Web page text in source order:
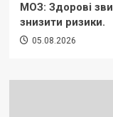
МОЗ: Здорові
знизити ризики.
05.08.2026